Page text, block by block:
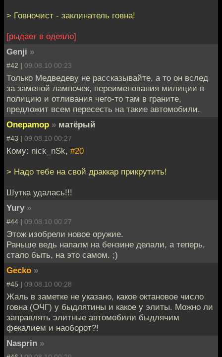
> Говночист - заклинатель говна!
[рыдает в одеяло]
Genji »
#42 | 09.08.10 00:23
Только Медведеву не рассказывайте, а то он вслед
за заменой лампочек, переименования милиции в
полицию и отливания чего-то там в граните,
предложит всем пересесть на такие автомобили.
Onepamop » матёрый
#43 | 09.08.10 00:27
Кому: nick_nSk, #20
> Надо тебе на свой драккар прикрутить!
Шутка удалась!!!
Yury »
#44 | 09.08.10 00:27
Этож изобрели новое оружие.
Раньше ведь напалм на бензине делали, а теперь,
стало быть, на это самом. ;)
Gecko »
#45 | 09.08.10 00:28
Жаль в заметке не указано, какое октановое число
говна (ОЧГ) у быдлятины и какое у элиты. Можно ли
заправлять элитные автомобили быдлячим
фекалием и наоборот?!
Nasprin »